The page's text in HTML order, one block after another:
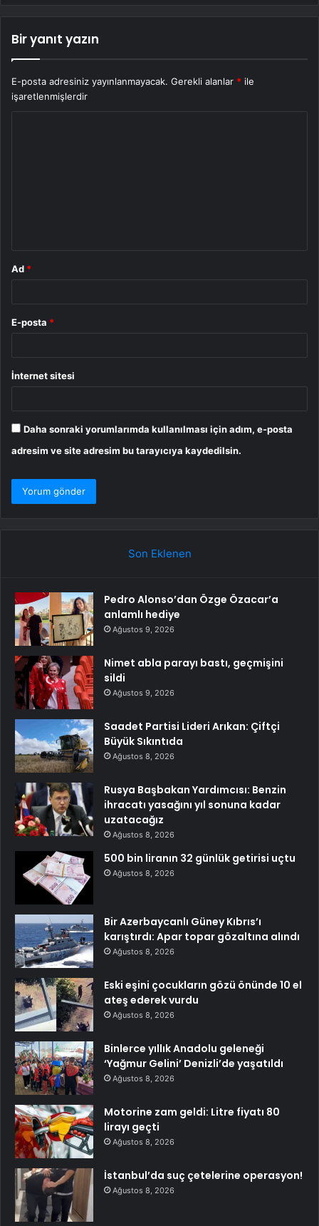
Bir yanıt yazın
E-posta adresiniz yayınlanmayacak. Gerekli alanlar * ile
işaretlenmişlerdir
Ad *
E-posta *
İnternet sitesi
Daha sonraki yorumlarımda kullanılması için adım, e-posta
adresim ve site adresim bu tarayıcıya kaydedilsin.
Son Eklenen
Pedro Alonso’dan Özge Özacar’a
anlamlı hediye
Ağustos 9, 2026
Nimet abla parayı bastı, geçmişini
sildi
Ağustos 9, 2026
Saadet Partisi Lideri Arıkan: Çiftçi
Büyük Sıkıntıda
Ağustos 8, 2026
Rusya Başbakan Yardımcısı: Benzin
ihracatı yasağını yıl sonuna kadar
uzatacağız
Ağustos 8, 2026
500 bin liranın 32 günlük getirisi uçtu
Ağustos 8, 2026
Bir Azerbaycanlı Güney Kıbrıs’ı
karıştırdı: Apar topar gözaltına alındı
Ağustos 8, 2026
Eski eşini çocukların gözü önünde 10 el
ateş ederek vurdu
Ağustos 8, 2026
Binlerce yıllık Anadolu geleneği
‘Yağmur Gelini’ Denizli’de yaşatıldı
Ağustos 8, 2026
Motorine zam geldi: Litre fiyatı 80
lirayı geçti
Ağustos 8, 2026
İstanbul’da suç çetelerine operasyon!
Ağustos 8, 2026